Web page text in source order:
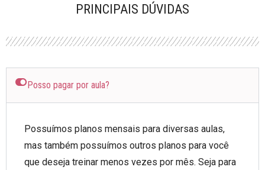
PRINCIPAIS DÚVIDAS
Posso pagar por aula?
Possuímos planos mensais para diversas aulas,
mas também possuímos outros planos para você
que deseja treinar menos vezes por mês. Seja para